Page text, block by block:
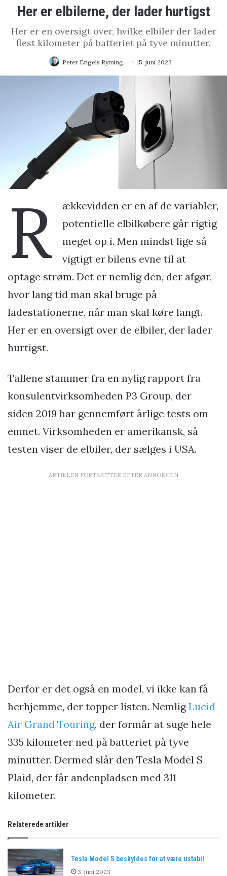
Her er elbilerne, der lader hurtigst
Her er en oversigt over, hvilke elbiler der lader
flest kilometer på batteriet på tyve minutter.
Peter Engels Ryming 15. juni 2023
R
ækkevidden er en af de variabler,
potentielle elbilkøbere går rigtig
meget op i. Men mindst lige så
vigtigt er bilens evne til at
optage strøm. Det er nemlig den, der afgør,
hvor lang tid man skal bruge på
ladestationerne, når man skal køre langt.
Her er en oversigt over de elbiler, der lader
hurtigst.
Tallene stammer fra en nylig rapport fra
konsulentvirksomheden P3 Group, der
siden 2019 har gennemført årlige tests om
emnet. Virksomheden er amerikansk, så
testen viser de elbiler, der sælges i USA.
ARTIKLEN FORTSÆTTER EFTER ANNONCEN
Derfor er det også en model, vi ikke kan få
herhjemme, der topper listen. NemligLucid
Air Grand Touring, der formår at suge hele
335 kilometer ned på batteriet på tyve
minutter. Dermed slår den Tesla Model S
Plaid, der får andenpladsen med 311
kilometer.
Relaterede artikler
Tesla Model S beskyldes for at være ustabil
3. juni 2023